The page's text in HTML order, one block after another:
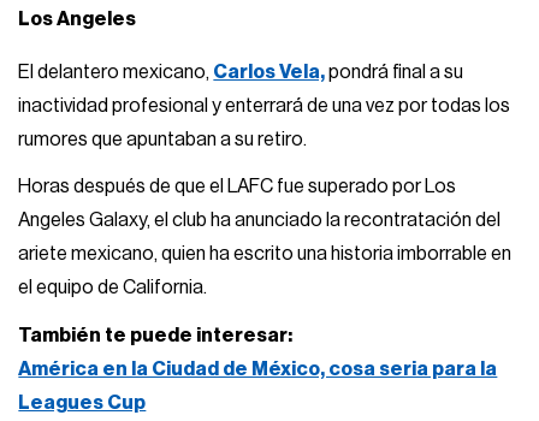
Los Angeles
El delantero mexicano, Carlos Vela,pondrá final a su
inactividad profesional y enterrará de una vez por todas los
rumores que apuntaban a su retiro.
Horas después de que el LAFC fue superado por Los
Angeles Galaxy, el club ha anunciado la recontratación del
ariete mexicano, quien ha escrito una historia imborrable en
el equipo de California.
También te puede interesar:
América en la Ciudad de México, cosa seria para la
Leagues Cup